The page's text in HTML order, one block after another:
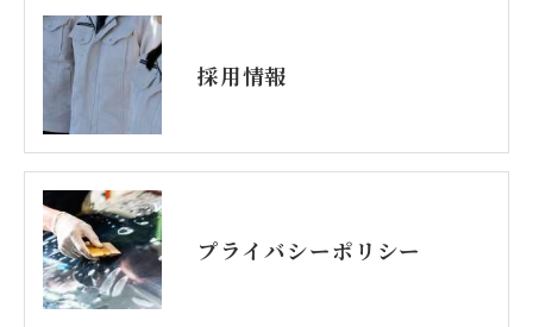
採用情報
プライバシーポリシー